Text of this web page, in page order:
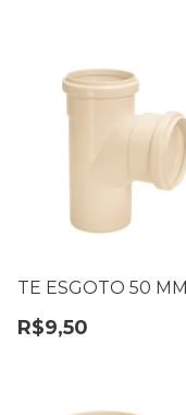
TE ESGOTO 50 MM
R$9,50